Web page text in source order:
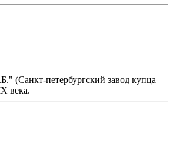
(Санкт-петербургский завод купца
века.